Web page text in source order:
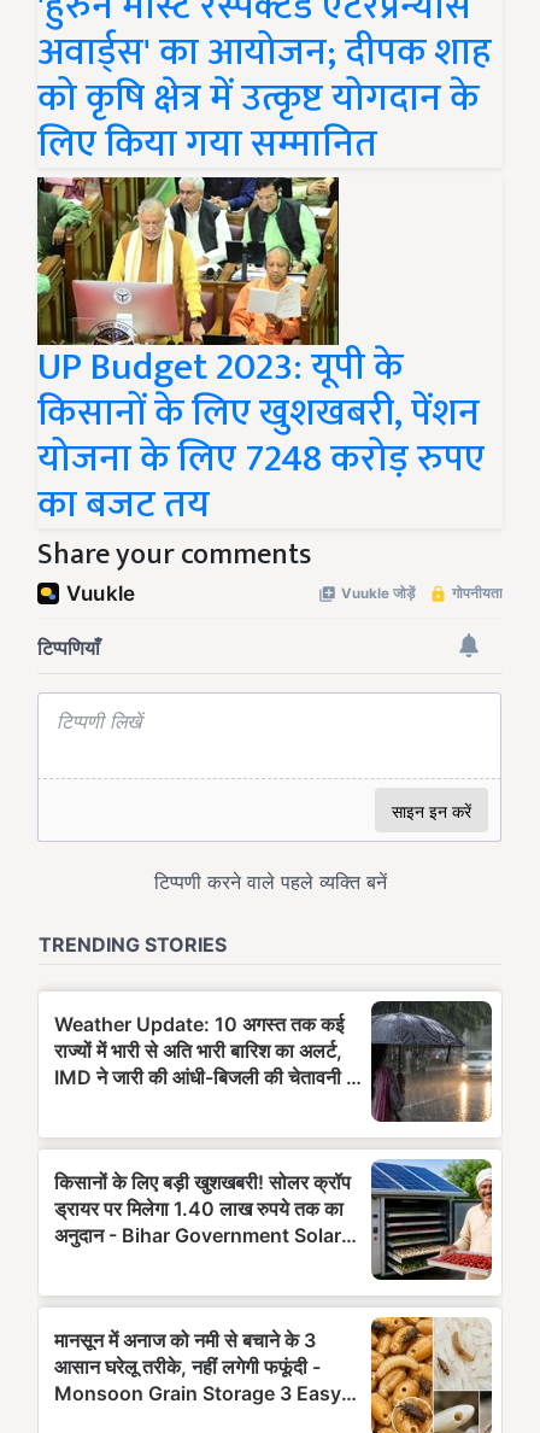
अवार्ड्स' का आयोजन; दीपक शाह
को कृषि क्षेत्र में उत्कृष्ट योगदान के
लिए किया गया सम्मानित
UP Budget 2023: यूपी के
किसानों के लिए खुशखबरी, पेंशन
योजना के लिए 7248 करोड़ रुपए
का बजट तय
Share your comments